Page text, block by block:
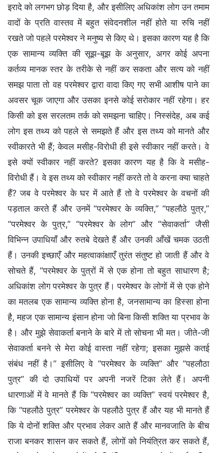
इरादे को लगभग छोड़ दिया है, और इसीलिए अधिकांश लोग उन तमाम
वादों के प्रति वास्तव में बहुत संवेदनशील नहीं होते या रुचि नहीं
रखते जो पहले परमेश्वर ने मनुष्य से किए थे। इसका कारण यह है कि
एक सामान्य व्यक्ति की सूझ-बूझ के अनुसार, अगर कोई अपना
कर्तव्य मानक स्तर के तरीके से नहीं कर सकता और सत्य को नहीं
समझ पाता तो वह परमेश्वर द्वारा वादा किए गए सभी आशीष पाने का
अवसर चूक जाएगा और उसका इनसे कोई सरोकार नहीं रहेगा। हर
किसी को इस सरलतम तर्क को समझना चाहिए। निस्संदेह, अब कई
लोग इस तथ्य को पहले से समझते हैं और इस तथ्य को मानते और
स्वीकारते भी हैं; केवल मसीह-विरोधी ही इसे स्वीकार नहीं करते। वे
इसे क्यों स्वीकार नहीं करते? इसका कारण यह है कि वे मसीह-
विरोधी हैं। वे इस तथ्य को स्वीकार नहीं करते तो वे करना क्या चाहते
हैं? जब वे परमेश्वर के घर में आते हैं तो वे परमेश्वर के वचनों की
पड़ताल करते हैं और उनमें “परमेश्वर के व्यक्ति,” “पहलौठे पुत्र,”
“परमेश्वर के पुत्र,” “परमेश्वर के लोग” और “सेवाकर्ता” जैसी
विभिन्न उपाधियाँ और रुतबे देखते हैं और उनकी आँखें चमक उठती
हैं। उनकी इच्छाएँ और महत्वाकांक्षाएँ तुरंत संतुष्ट हो जाती हैं और वे
सोचते हैं, “परमेश्वर के पुत्रों में से एक होना तो बहुत साधारण है;
अधिकांश लोग परमेश्वर के पुत्र हैं। परमेश्वर के लोगों में से एक होने
का मतलब एक सामान्य व्यक्ति होना है, जनसामान्य का हिस्सा होना
है, महज एक सामान्य इंसान होना जो बिना किसी शक्ति या प्रभाव के
है। और मुझे सेवाकर्ता बनाने के बारे में तो सोचना भी मत। जीते-जी
सेवाकर्ता बनने से मेरा कोई वास्ता नहीं रहेगा; इसका मुझसे कतई
संबंध नहीं है।” इसीलिए वे “परमेश्वर के व्यक्ति” और “पहलौठा
पुत्र” की दो उपाधियों पर अपनी नजरें टिका लेते हैं। अपनी
धारणाओं में वे मानते हैं कि “परमेश्वर का व्यक्ति” स्वयं परमेश्वर है,
कि “पहलौठे पुत्र” परमेश्वर के पहलौठे पुत्र हैं और यह भी मानते हैं
कि ये दोनों शक्ति और प्रभाव लेकर आते हैं और मानवजाति के बीच
राजा बनकर शासन कर सकते हैं, लोगों को नियंत्रित कर सकते हैं,